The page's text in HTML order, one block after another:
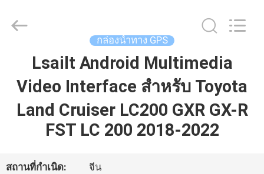
สินค้า
วิดีโอ
Automobile
Electron
กล่องนำทาง GPS
Lsailt Android Multimedia
Video Interface สำหรับ Toyota
Land Cruiser LC200 GXR GX-R
FST LC 200 2018-2022
สถานที่กำเนิด: จีน